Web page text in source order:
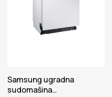
Samsung ugradna
sudomašina